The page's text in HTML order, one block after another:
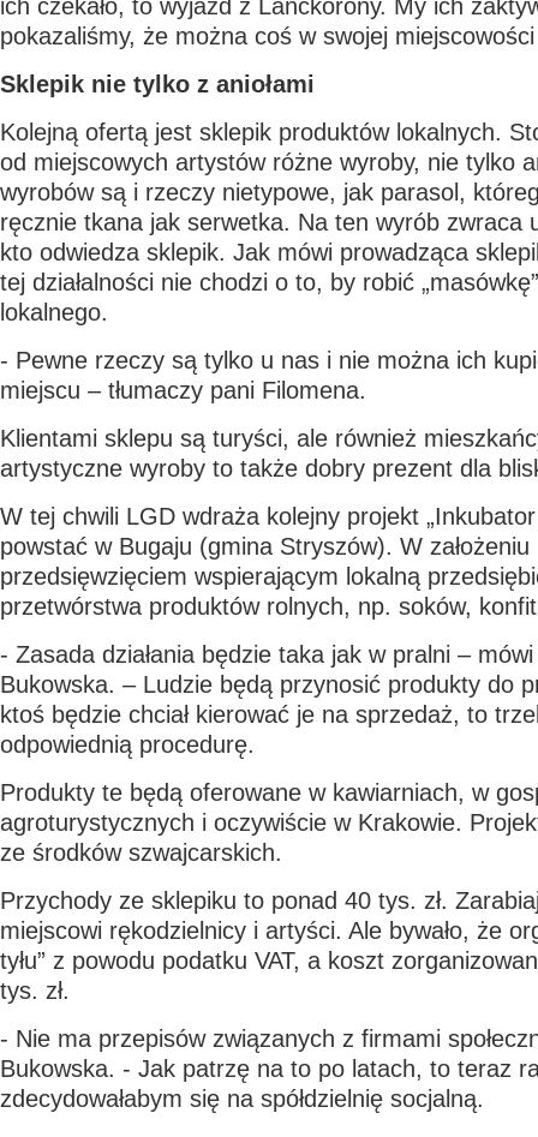
ich czekało, to wyjazd z Lanckorony. My ich
pokazaliśmy, że można coś w swojej
Sklepik nie tylko z aniołami
Kolejną ofertą jest sklepik produktów lokalnych.
od miejscowych artystów różne wyroby, nie tylko
wyrobów są i rzeczy nietypowe, jak parasol,
ręcznie tkana jak serwetka. Na ten wyrób zwraca
kto odwiedza sklepik. Jak mówi prowadząca
tej działalności nie chodzi o to, by robić
lokalnego.
- Pewne rzeczy są tylko u nas i nie można ich
miejscu – tłumaczy pani Filomena.
Klientami sklepu są turyści, ale również
artystyczne wyroby to także dobry prezent dla
W tej chwili LGD wdraża kolejny projekt
powstać w Bugaju (gmina Stryszów). W
przedsięwzięciem wspierającym lokalną
przetwórstwa produktów rolnych, np. soków,
- Zasada działania będzie taka jak w pralni –
Bukowska. – Ludzie będą przynosić produkty do
ktoś będzie chciał kierować je na sprzedaż, to
odpowiednią procedurę.
Produkty te będą oferowane w kawiarniach, w
agroturystycznych i oczywiście w Krakowie.
ze środków szwajcarskich.
Przychody ze sklepiku to ponad 40 tys. zł.
miejscowi rękodzielnicy i artyści. Ale bywało, że
tyłu” z powodu podatku VAT, a koszt
tys. zł.
- Nie ma przepisów związanych z firmami
Bukowska. - Jak patrzę na to po latach, to teraz
zdecydowałabym się na spółdzielnię socjalną.